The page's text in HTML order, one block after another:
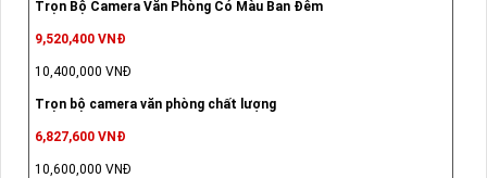
Trọn Bộ Camera Văn Phòng Có Màu Ban Đêm
9,520,400 VNĐ
10,400,000 VNĐ
Trọn bộ camera văn phòng chất lượng
6,827,600 VNĐ
10,600,000 VNĐ